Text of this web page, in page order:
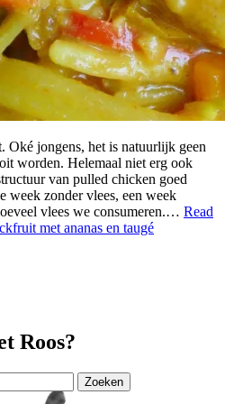
Oké jongens, het is natuurlijk geen
worden. Helemaal niet erg ook
van pulled chicken goed
week zonder vlees, een week
vlees we consumeren.… Read
met ananas en taugé
Roos?